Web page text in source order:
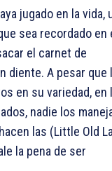
jugado en la vida,
sea recordado en
el carnet de
diente. A pesar que
en su variedad, en
nadie los
las (Little Old
la pena de ser